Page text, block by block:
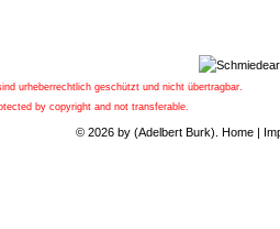
urheberrechtlich geschützt und nicht übertragbar.
by copyright and not transferable.
© 2026 by (Adelbert Burk). Home|